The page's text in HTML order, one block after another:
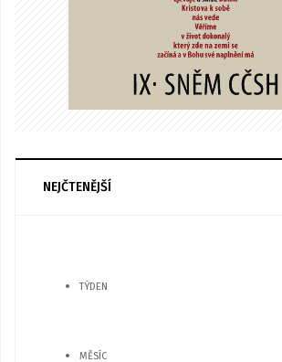
NEJČTENĚJŠÍ
TÝDEN
MĚSÍC